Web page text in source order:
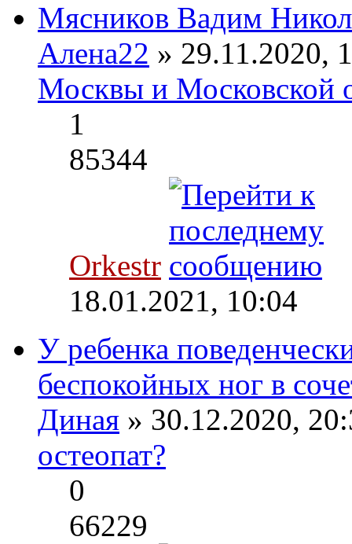
Мясников Вадим
Алена22 » 29.11.2020,
Москвы и Московской
1
85344
Orkestr
18.01.2021, 10:04
У ребенка
беспокойных ног в
Диная » 30.12.2020,
остеопат?
0
66229